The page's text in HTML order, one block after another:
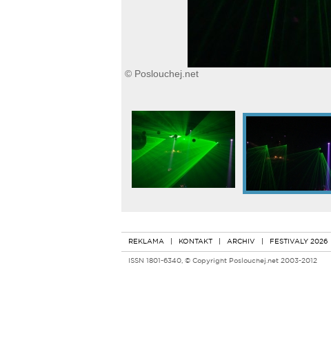
© Poslouchej.net
REKLAMA | KONTAKT | ARCHIV | FESTIVALY 2026
ISSN 1801-6340, © Copyright Poslouchej.net 2003-2012